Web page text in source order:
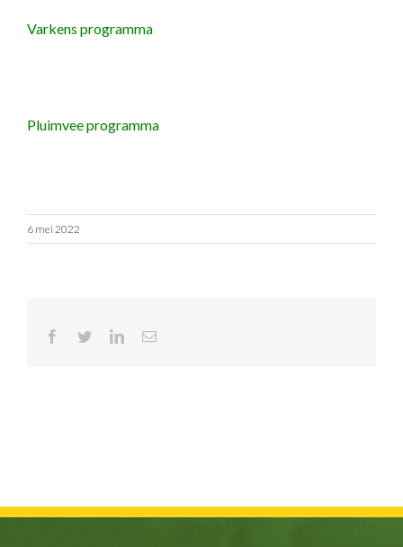
Varkens programma
Pluimvee programma
6 mei 2022
Facebook LinkedInE-